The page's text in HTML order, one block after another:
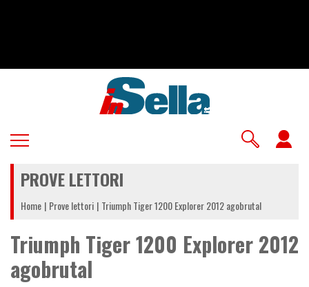
PROVE LETTORI
Home Prove lettori Triumph Tiger 1200 Explorer 2012 agobrutal
Triumph Tiger 1200 Explorer 2012
agobrutal